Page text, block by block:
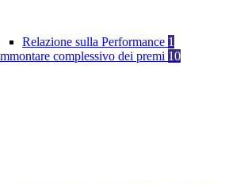
Relazione sulla Performance 1
complessivo dei premi 10